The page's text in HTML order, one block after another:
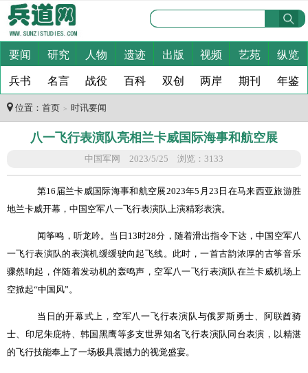
要闻 研究 人物 遗迹 出版 视频 艺苑 纵览
兵书 名言 战役 百科 双创 两岸 期刊 年鉴
位置： 首页 ＞ 时讯要闻
八一飞行表演队亮相兰卡威国际海事和航空展
中国军网 2023/5/25 浏览：3133
第16 届兰卡威国际海事和航空展2023年5 月23 日在马来西亚旅游胜
地兰卡威开幕，中国空军八一飞行表演队上演精彩表演。
闻筝鸣，听龙吟。当日 13时28分，随着滑出指令下达，中国空军八
一飞行表演队的表演机缓缓驶向起飞线。此时，一首古韵浓厚的古筝音乐
骤然响起，伴随着发动机的轰鸣声，空军八一飞行表演队在兰卡威机场上
空掀起“中国风”。
当日的开幕式上，空军八一飞行表演队与俄罗斯勇士、阿联酋骑
士、印尼朱庇特、韩国黑鹰等多支世界知名飞行表演队同台表演，以精湛
的飞行技能奉上了一场极具震撼力的视觉盛宴。